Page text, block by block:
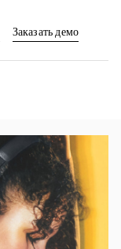
Заказать демо